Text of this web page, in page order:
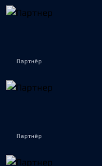
Партнёр
Партнёр